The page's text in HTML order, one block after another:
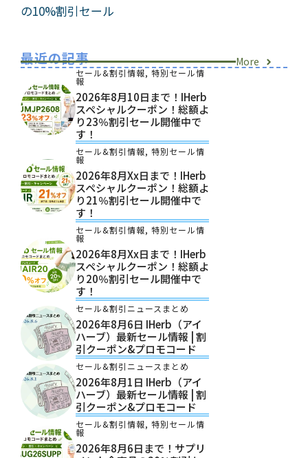
の10%割引セール
最近の記事 More
セール&割引情報, 特別セール情
報
2026年8月10日まで！iHerb
スペシャルクーポン！総額よ
り23％割引セール開催中で
す！
セール&割引情報, 特別セール情
報
2026年8月xx日まで！iHerb
スペシャルクーポン！総額よ
り21％割引セール開催中で
す！
セール&割引情報, 特別セール情
報
2026年8月xx日まで！iHerb
スペシャルクーポン！総額よ
り20％割引セール開催中で
す！
セール&割引ニュースまとめ
2026年8月6日 IHerb（アイ
ハーブ）最新セール情報 | 割
引クーポン&プロモコード
セール&割引ニュースまとめ
2026年8月1日 IHerb（アイ
ハーブ）最新セール情報 | 割
引クーポン&プロモコード
セール&割引情報, 特別セール情
報
2026年8月6日まで！サプリ